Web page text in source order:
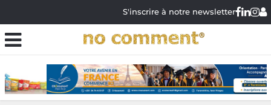
S'inscrire à notre newsletter